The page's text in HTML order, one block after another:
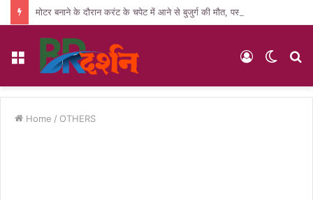
मोटर बनाने के दौरान करंट के चपेट में आने से बुजुर्ग की मौत, पसरा मातम
Menu
Switch
Log
Home / OTHERS